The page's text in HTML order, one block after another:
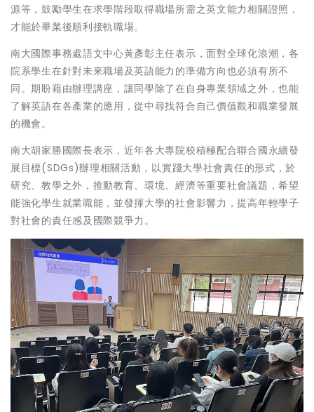
源等，鼓勵學生在求學階段取得職場所需之英文能力相關證照，
才能於畢業後順利接軌職場。
南大國際事務處語文中心黃彥彰主任表示，面對全球化浪潮，各
院系學生在針對未來職場及英語能力的準備方向也必須有所不
同。期盼藉由辦理講座，讓同學除了在自身專業領域之外，也能
了解英語在各產業的應用，從中尋找符合自己價值觀和職業發展
的機會。
南大胡家勝國際長表示，近年各大專院校積極配合聯合國永續發
展目標(SDGs)辦理相關活動，以實踐大學社會責任的形式，於
研究、教學之外，推動教育、環境、經濟等重要社會議題，希望
能強化學生就業職能，並發揮大學的社會影響力，提高年輕學子
對社會的責任感及國際競爭力。